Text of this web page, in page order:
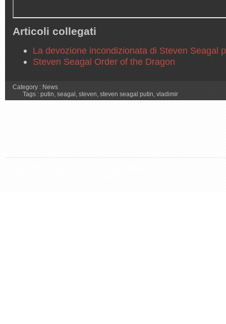
Articoli collegati
La devozione incondizionata di Steven Seagal
Steven Seagal Order of the Dragon
Category : News
Tags : putin, seagal , steven, steven seagal putin, vladimir